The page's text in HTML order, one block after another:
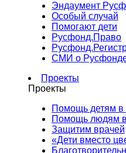
Эндаумент
Особый случай
Помогают дети
Русфонд.Право
СМИ о
Проекты
Проекты
Помощь детям в
Помощь людям в
Защитим врачей
«Дети вместо